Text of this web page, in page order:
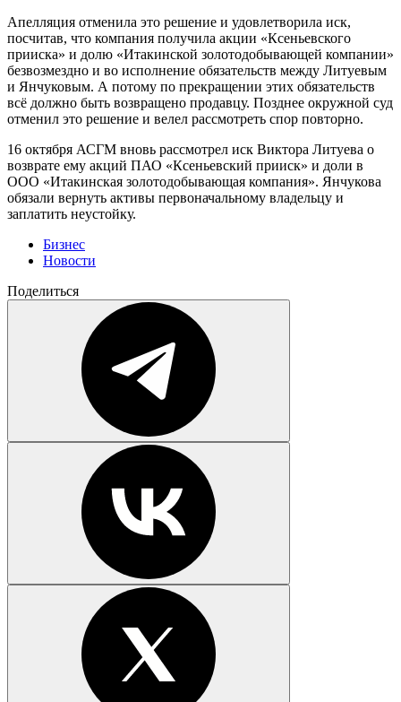
Апелляция отменила это решение и удовлетворила иск,
посчитав, что компания получила акции «Ксеньевского
прииска» и долю «Итакинской золотодобывающей компании»
безвозмездно и во исполнение обязательств между Литуевым
и Янчуковым. А потому по прекращении этих обязательств
всё должно быть возвращено продавцу. Позднее окружной суд
отменил это решение и велел рассмотреть спор повторно.
16 октября АСГМ вновь рассмотрел иск Виктора Литуева о
возврате ему акций ПАО «Ксеньевский прииск» и доли в
ООО «Итакинская золотодобывающая компания». Янчукова
обязали вернуть активы первоначальному владельцу и
заплатить неустойку.
Бизнес
Новости
Поделиться